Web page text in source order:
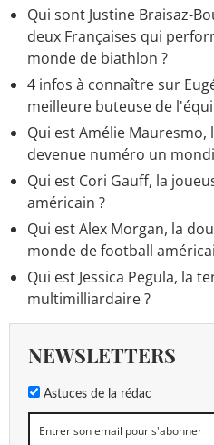
Qui sont Justine Braisaz-
deux Françaises qui
monde de biathlon ?
4 infos à connaître sur
meilleure buteuse de
Qui est Amélie
devenue numéro un
Qui est Cori Gauff, la
américain ?
Qui est Alex Morgan, la
monde de football
Qui est Jessica Pegula, la
multimilliardaire ?
NEWSLETTERS
Astuces de la rédac